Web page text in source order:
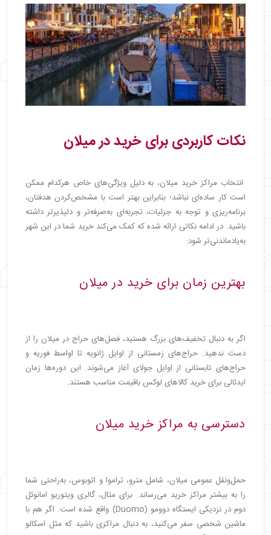
نکات کاربردی برای خرید در میلان
انتخاب مراکز خرید میلان، به دلیل ویژگی‌های خاص هرکدام ممکن
است کار ساده‌ای نباشد؛ بنابراین بهتر است با مشخص‌کردن هدفتان،
برنامه‌ریزی و توجه به جزئیات، تجربه‌ای به‌صرفه‌تر و دلپذیرتر داشته
باشید. در ادامه نکاتی ارائه شده که کمک می‌کند خرید شما در این شهر
به‌یادماندنی‌تر شود:
بهترین زمان برای خرید در میلان
اگر به دنبال تخفیف‌های بزرگ هستید، فصل‌های حراج در میلان را از
دست ندهید. حراج‌های زمستانی از اوایل ژانویه تا اواسط فوریه و
حراج‌های تابستانی از اوایل جولای آغاز می‌شوند. این دوره‌ها زمان
ایدئالی برای خرید کالاهای لوکس باقیمت مناسب هستند.
دسترسی به مراکز خرید میلان
حمل‌ونقل عمومی میلان، شامل مترو، تراموا و اتوبوس، به‌راحتی شما
را به بیشتر مراکز خرید می‌رساند. برای مثال، گالری ویتوریو امانوئل
دوم در نزدیکی ایستگاه دوومو (Duomo) واقع شده است. اگر هم با
ماشین شخصی سفر می‌کنید، به دنبال مراکزی باشید که مثل اسکالو